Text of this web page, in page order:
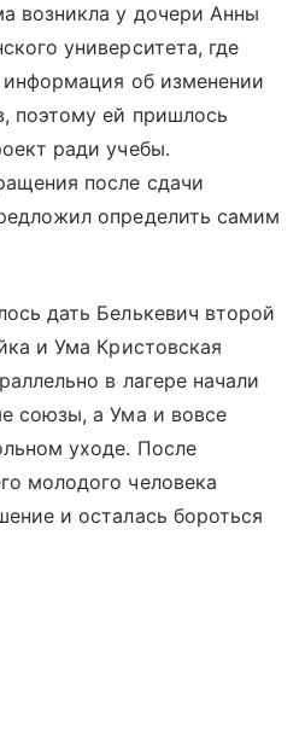
возникла у дочери Анны
университета, где
об изменении
поэтому ей пришлось
ради учебы.
после сдачи
определить самим
дать Белькевич второй
и Ума Кристовская
в лагере начали
союзы, а Ума и вовсе
уходе. После
молодого человека
и осталась бороться